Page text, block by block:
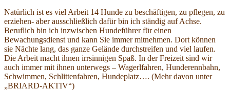
Natürlich ist es viel Arbeit 14 Hunde zu beschäftigen, zu pflegen, zu
erziehen- aber ausschließlich dafür bin ich ständig auf Achse.
Beruflich bin ich inzwischen Hundeführer für einen
Bewachungsdienst und kann Sie immer mitnehmen. Dort können
sie Nächte lang, das ganze Gelände durchstreifen und viel laufen.
Die Arbeit macht ihnen irrsinnigen Spaß. In der Freizeit sind wir
auch immer mit ihnen unterwegs – Wagerlfahren, Hunderennbahn,
Schwimmen, Schlittenfahren, Hundeplatz…. (Mehr davon unter
„BRIARD-AKTIV“)